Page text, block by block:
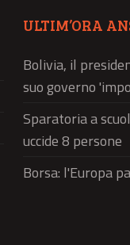
ULTIM’ORA
Bolivia, il
suo governo
Sparatoria a
uccide 8 persone
Borsa: l'Europa